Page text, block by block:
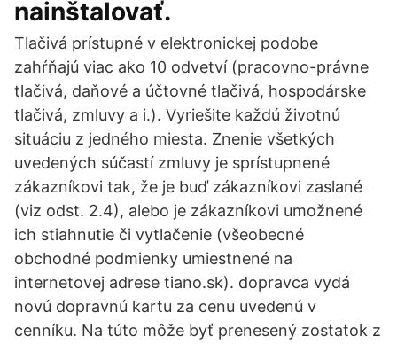
nainštalovať.
Tlačivá prístupné v elektronickej podobe
zahŕňajú viac ako 10 odvetví (pracovno-právne
tlačivá, daňové a účtovné tlačivá, hospodárske
tlačivá, zmluvy a i.). Vyriešite každú životnú
situáciu z jedného miesta. Znenie všetkých
uvedených súčastí zmluvy je sprístupnené
zákazníkovi tak, že je buď zákazníkovi zaslané
(viz odst. 2.4), alebo je zákazníkovi umožnené
ich stiahnutie či vytlačenie (všeobecné
obchodné podmienky umiestnené na
internetovej adrese tiano.sk). dopravca vydá
novú dopravnú kartu za cenu uvedenú v
cenníku. Na túto môže byť prenesený zostatok z